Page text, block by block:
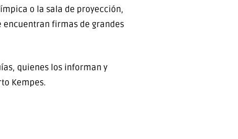
o la sala de proyección,
firmas de grandes
quienes los informan y
Kempes.